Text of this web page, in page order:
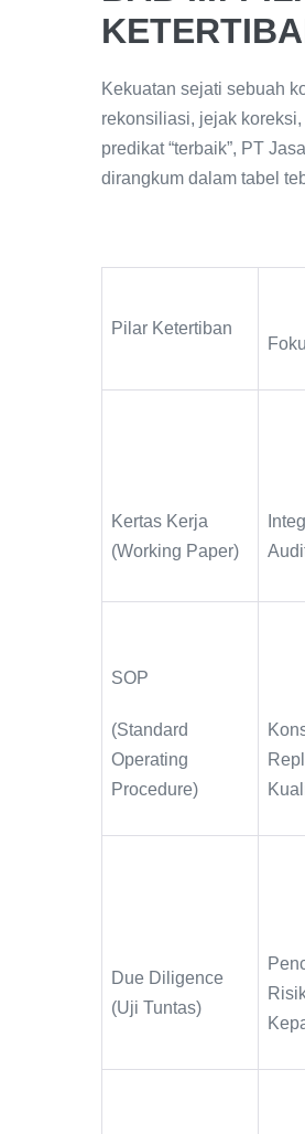
Kekuatan sejati sebuah
rekonsiliasi, jejak
predikat “terbaik”, PT
dirangkum dalam tabel
Pilar Ketertiban
Kertas Kerja
(Working Paper)
SOP
(Standard
Operating
Procedure)
Due Diligence
(Uji Tuntas)